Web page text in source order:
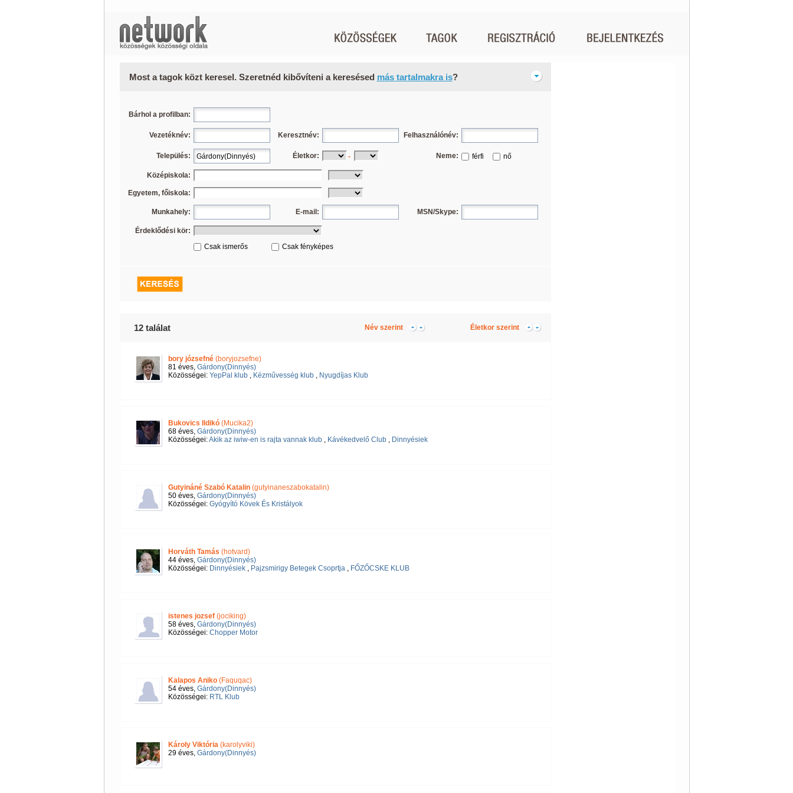
Most a tagok közt keresel. Szeretnéd kibővíteni a keresésed más tartalmakra is?
Bárhol a profilban:
Vezetéknév: Keresztnév: Felhasználónév:
Település: Életkor: - Neme: férfi nő
Középiskola:
Egyetem, főiskola:
Munkahely: E-mail: MSN/Skype:
Érdeklődési kör:
Csak ismerős
Csak fényképes
12 találat Név szerint Életkor szerint
bory józsefné(boryjozsefne)
81 éves, Gárdony(Dinnyés)
Közösségei: YepPal klub, Kézművesség klub, Nyugdíjas Klub
Bukovics Ildikó(Mucika2)
68 éves, Gárdony(Dinnyés)
Közösségei:Akik az iwiw-en is rajta vannak klub, Kávékedvelő Club, Dinnyésiek
Gutyináné Szabó Katalin(gutyinaneszabokatalin)
50 éves, Gárdony(Dinnyés)
Közösségei: Gyógyító Kövek És Kristályok
Horváth Tamás (hotvard)
44 éves, Gárdony(Dinnyés)
Közösségei: Dinnyésiek, Pajzsmirigy Betegek Csoprtja, FŐZŐCSKE KLUB
istenes jozsef(jociking)
58 éves, Gárdony(Dinnyés)
Közösségei: Chopper Motor
Kalapos Aniko(Faquqac)
54 éves, Gárdony(Dinnyés)
Közösségei: RTL Klub
Károly Viktória(karolyviki)
29 éves, Gárdony(Dinnyés)